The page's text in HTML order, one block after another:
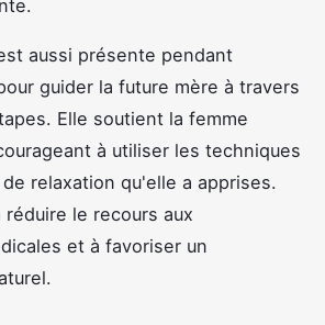
aussi présente pendant
guider la future mère à travers
Elle soutient la femme
à utiliser les techniques
relaxation qu'elle a apprises.
réduire le recours aux
et à favoriser un